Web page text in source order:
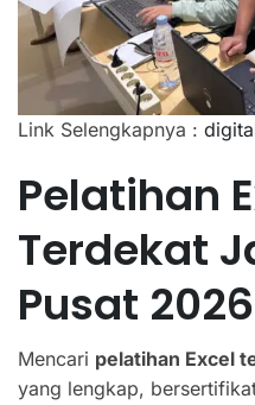
Link Selengkapnya :
Pelatihan
Terdekat
Pusat 2026
Mencari pelatihan Excel
yang lengkap,